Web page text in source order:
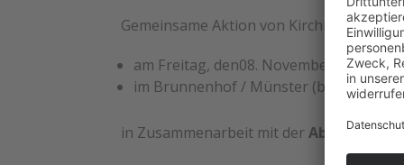
Gemeinsame Aktion von
am Freitag, den08. November 2024,
im Brunnenhof / Münster (bei
in Zusammenarbeit mit derAbteilung